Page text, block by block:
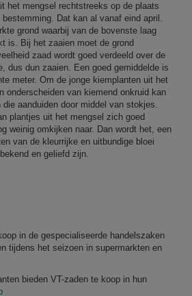
het mengsel rechtstreeks op de plaats
bestemming. Dat kan al vanaf eind april.
grond waarbij van de bovenste laag
is. Bij het zaaien moet de grond
zaad wordt goed verdeeld over de
dus dun zaaien. Een goed gemiddelde is
meter. Om de jonge kiemplanten uit het
onderscheiden van kiemend onkruid kan
aanduiden door middel van stokjes.
plantjes uit het mengsel zich goed
weinig omkijken naar. Dan wordt het, een
van de kleurrijke en uitbundige bloei
en geliefd zijn.
in de gespecialiseerde handelszaken
tijdens het seizoen in supermarkten en
bieden VT-zaden te koop in hun